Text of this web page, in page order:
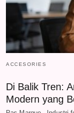
ACCESORIES
Di Balik Tren:
Modern yang